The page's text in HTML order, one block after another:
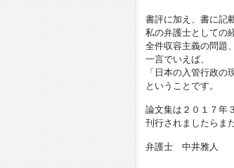
書評に加え、書に記
私の弁護士としての
全件収容主義の問題
一言でいえば、
「日本の入管行政の
ということです。
論文集は２０１７年
刊行されましたらま
弁護士 中井雅人